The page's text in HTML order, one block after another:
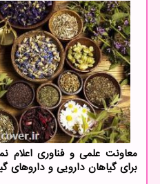
برای گیاهان دارویی و